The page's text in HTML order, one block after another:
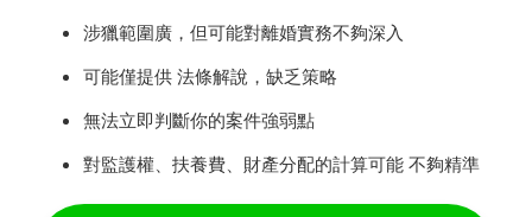
涉獵範圍廣，但可能對離婚實務不夠深入
可能僅提供 法條解說，缺乏策略
無法立即判斷你的案件強弱點
對監護權、扶養費、財產分配的計算可能 不夠精準